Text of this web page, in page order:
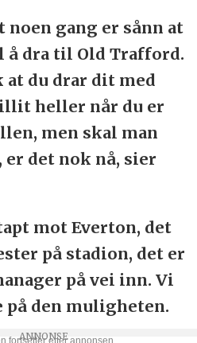
noen gang er sånn at
å dra til Old Trafford.
du drar dit med
heller når du er
men skal man
er det nok nå, sier
mot Everton, det
på stadion, det er
på vei inn. Vi
på den muligheten.